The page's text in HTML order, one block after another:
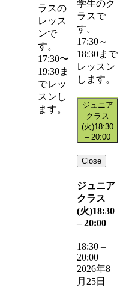
ラスの
レッス
ンで
す。
17:30〜
19:30ま
でレッ
スンし
ます。
学生のク
ラスで
す。
17:30～
18:30まで
レッスン
します。
ジュニア
クラス
(火)18:30
– 20:00
Close
ジュニア
クラス
(火)18:30
– 20:00
18:30 –
20:00
2026年8
月25日